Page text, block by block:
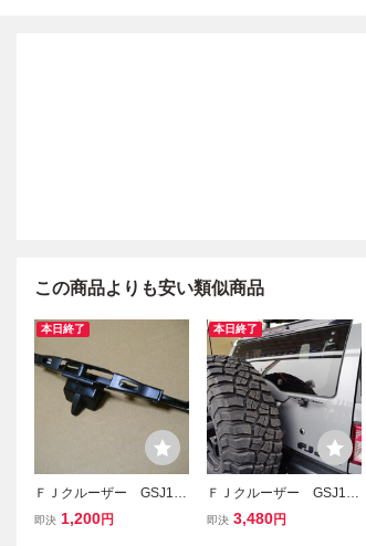
この商品よりも安い類似商品
本日終了
ＦＪクルーザー GSJ15
W●新品 リアワイパーブ
即決 1,200円
本日終了
ＦＪクルーザー GSJ15
W● バックドア強化 ス
即決 3,480円